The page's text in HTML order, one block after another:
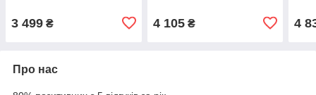
3 499 ₴ 4 105₴ 4
Про нас